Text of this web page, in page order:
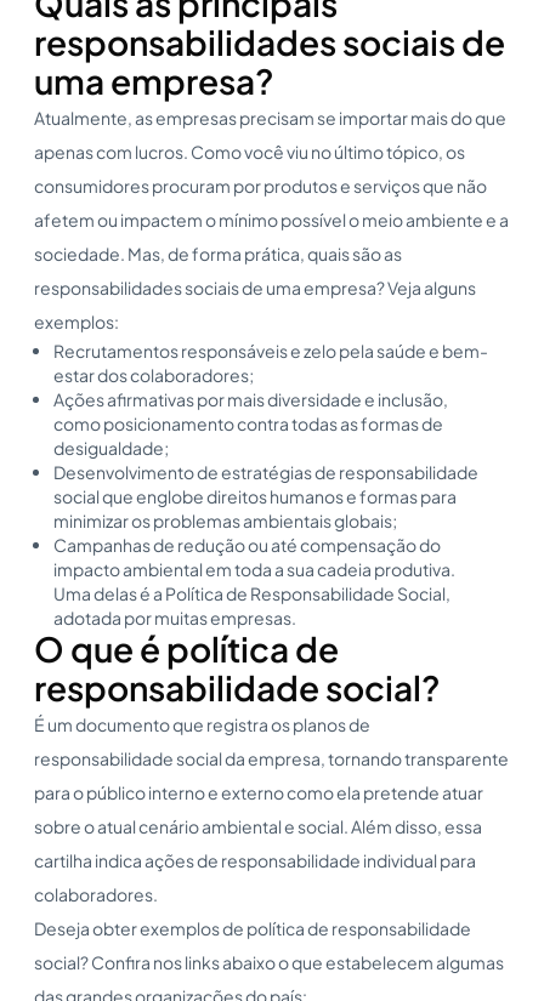
responsabilidades sociais de
uma empresa?
Atualmente, as empresas precisam se importar mais do que
apenas com lucros. Como você viu no último tópico, os
consumidores procuram por produtos e serviços que não
afetem ou impactem o mínimo possível o meio ambiente e a
sociedade. Mas, de forma prática, quais são as
responsabilidades sociais de uma empresa? Veja alguns
exemplos:
Recrutamentos responsáveis e zelo pela saúde e bem-
estar dos colaboradores;
Ações afirmativas por mais diversidade e inclusão,
como posicionamento contra todas as formas de
desigualdade;
Desenvolvimento de estratégias de responsabilidade
social que englobe direitos humanos e formas para
minimizar os problemas ambientais globais;
Campanhas de redução ou até compensação do
impacto ambiental em toda a sua cadeia produtiva.
Uma delas é a Política de Responsabilidade Social,
adotada por muitas empresas.
O que é política de
responsabilidade social?
É um documento que registra os planos de
responsabilidade social da empresa, tornando transparente
para o público interno e externo como ela pretende atuar
sobre o atual cenário ambiental e social. Além disso, essa
cartilha indica ações de responsabilidade individual para
colaboradores.
Deseja obter exemplos de política de responsabilidade
social? Confira nos links abaixo o que estabelecem algumas
das grandes organizações do país: